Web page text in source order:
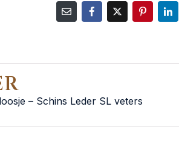
– Schins Leder SL veters